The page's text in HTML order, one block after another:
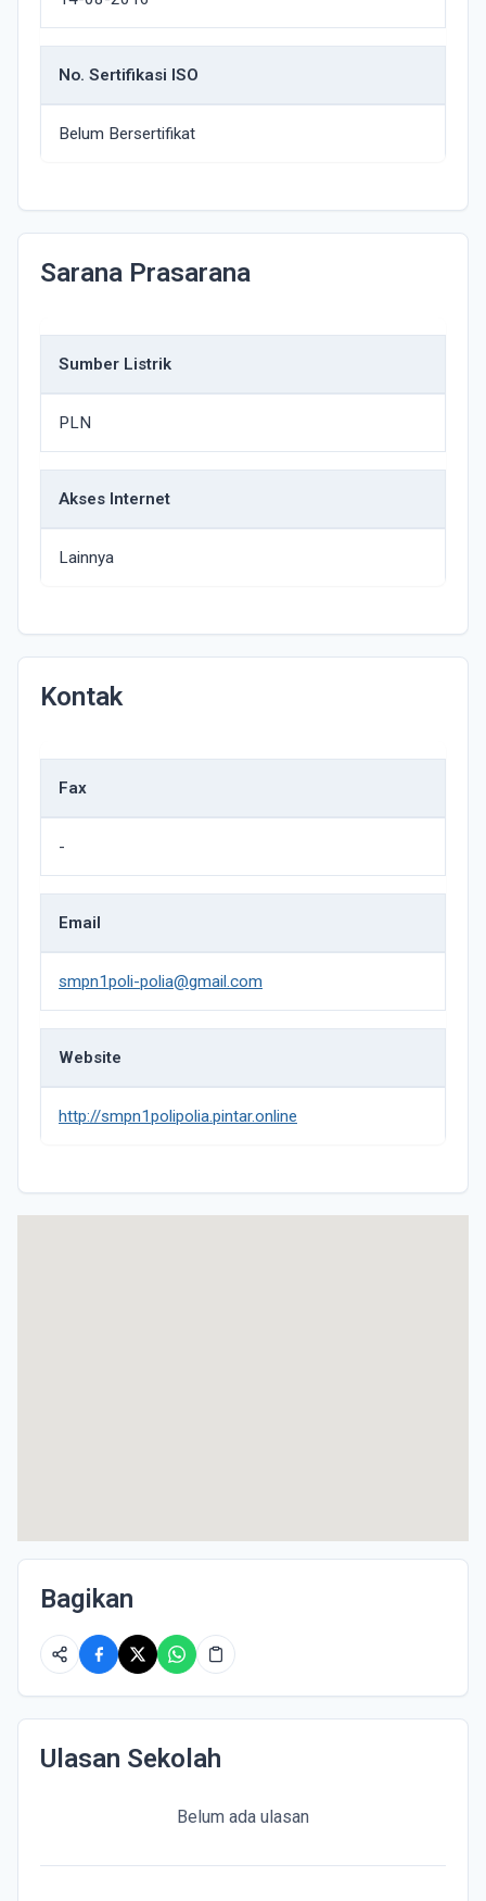
No. Sertifikasi ISO
Belum Bersertifikat
Sarana Prasarana
Sumber Listrik
PLN
Akses Internet
Lainnya
Kontak
Fax
-
Email
smpn1poli-polia@gmail.com
Website
http://smpn1polipolia.pintar.online
Bagikan
Ulasan Sekolah
Belum ada ulasan